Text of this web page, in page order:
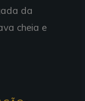
da
cheia e